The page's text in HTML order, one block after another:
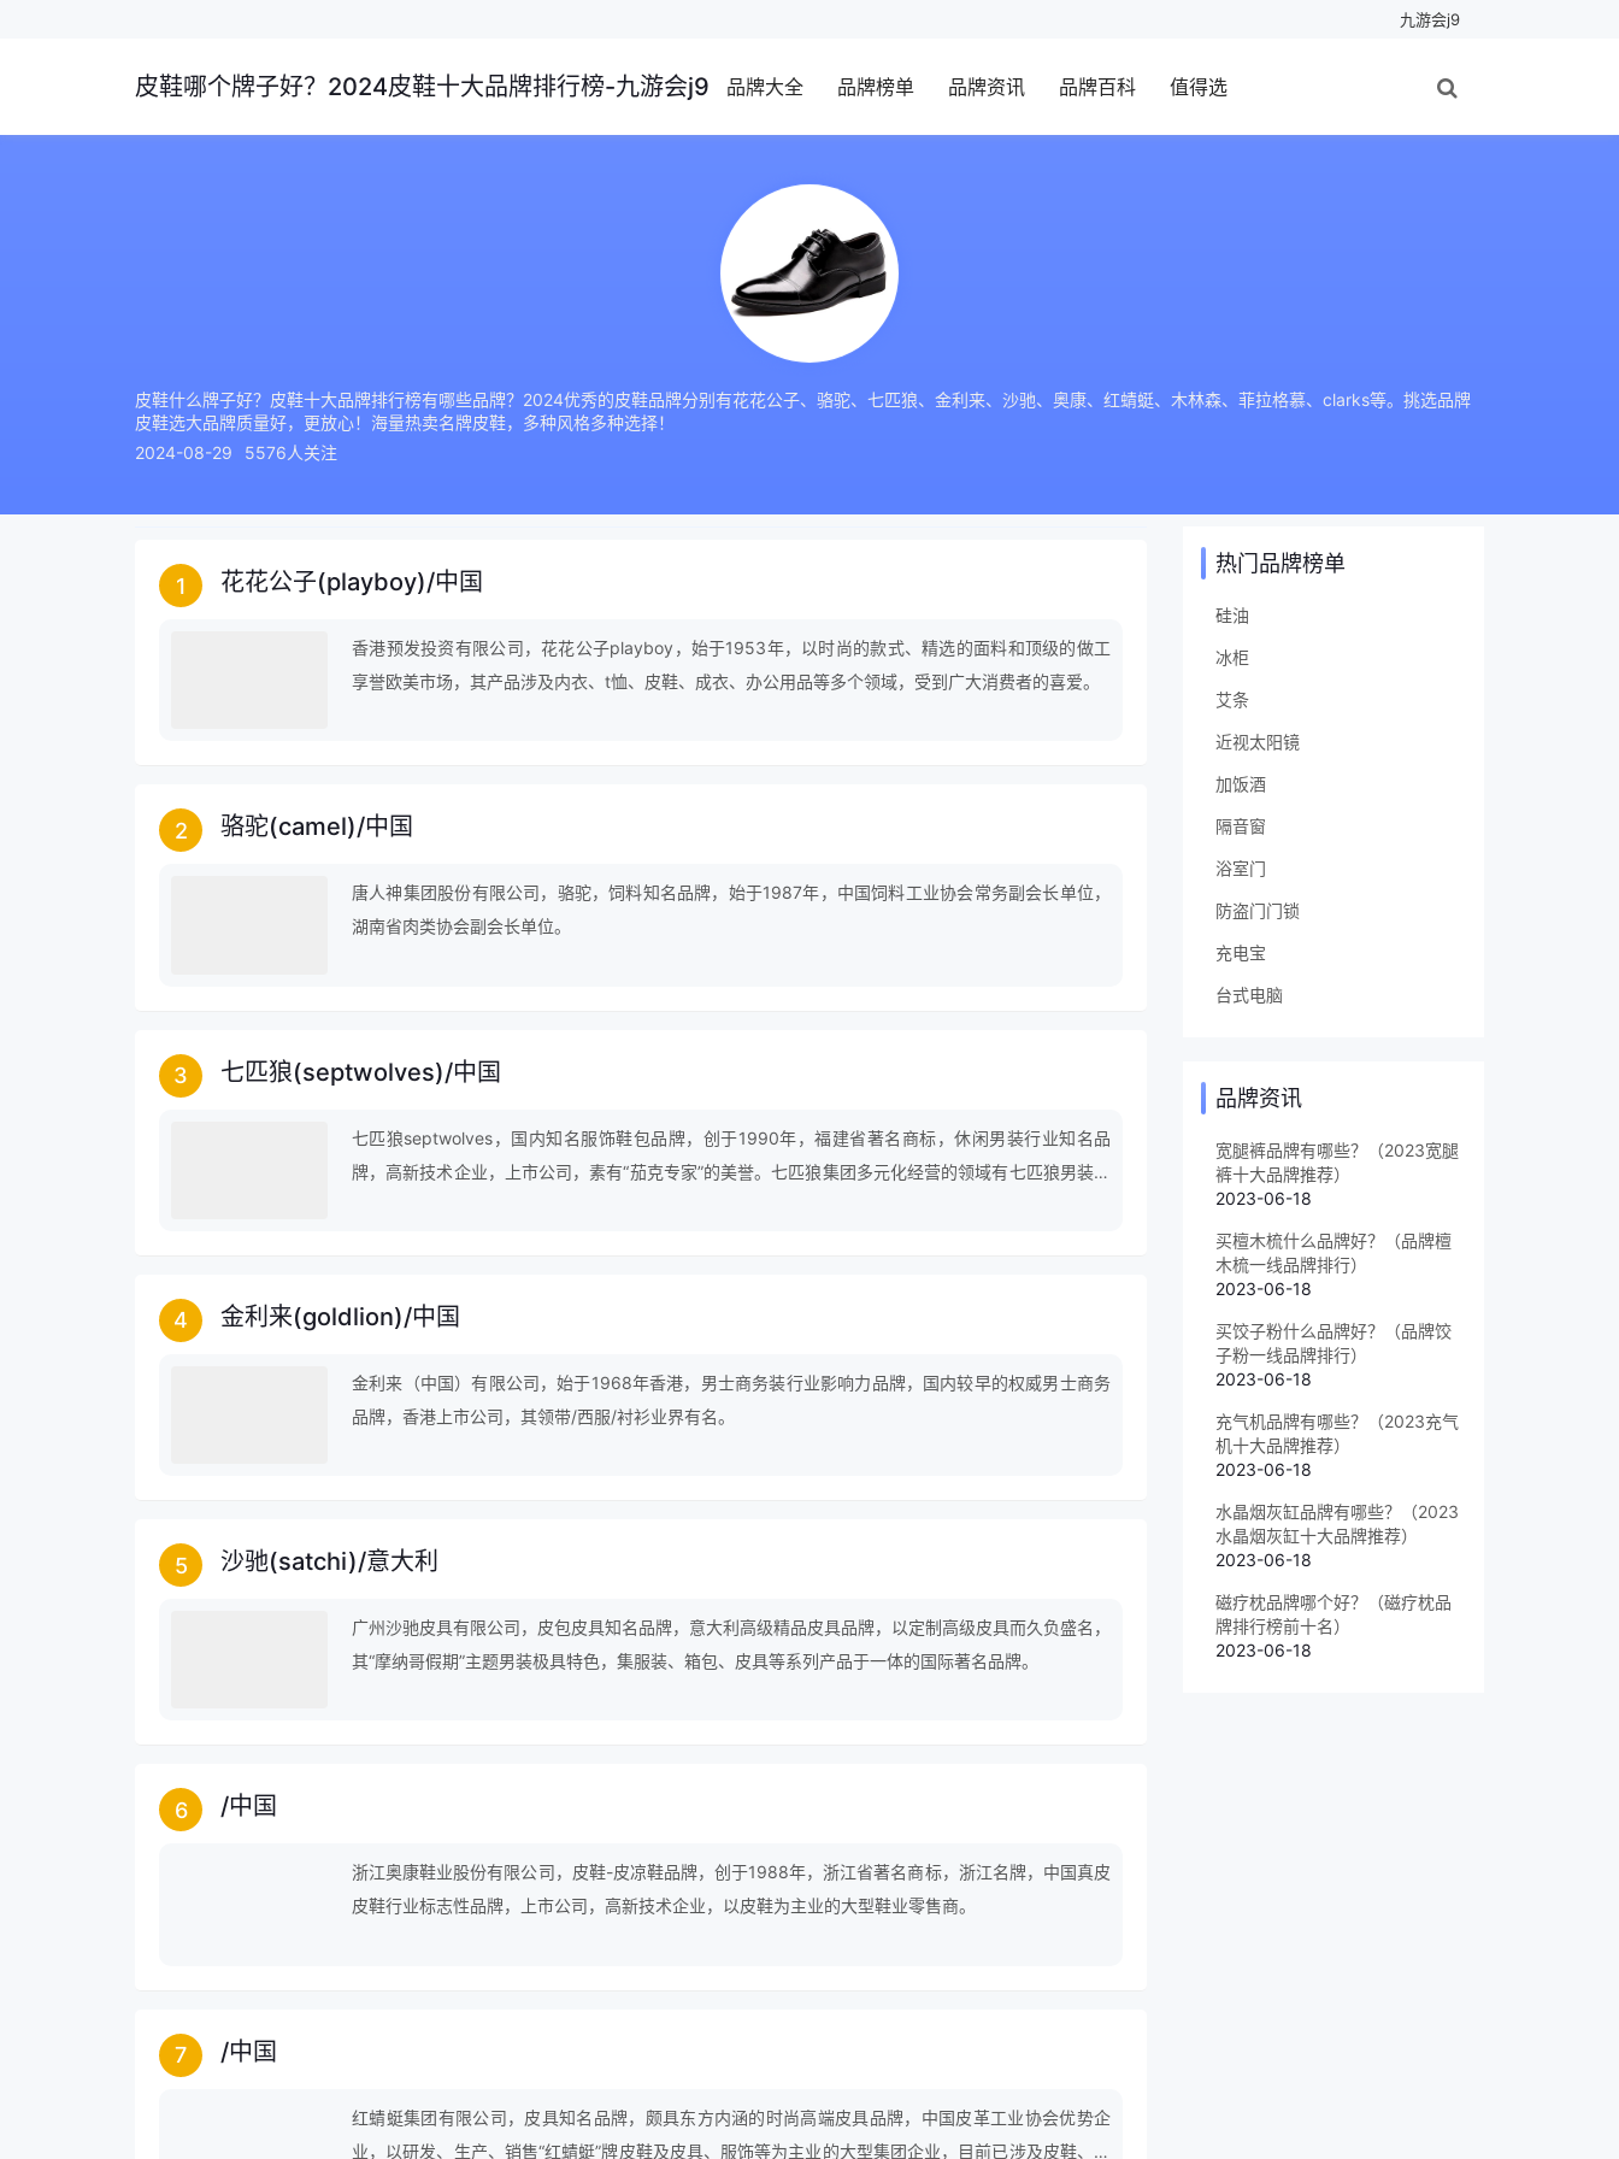
九游会j9
皮鞋哪个牌子好？2024皮鞋十大品牌排行榜-九游会j9 品牌大全 品牌榜单 品牌资讯 品牌百科 值得选
皮鞋什么牌子好？皮鞋十大品牌排行榜有哪些品牌？2024优秀的皮鞋品牌分别有花花公子、骆驼、七匹狼、金利来、沙驰、奥康、红蜻蜓、木林森、菲拉格慕、clarks等。挑选品牌
皮鞋选大品牌质量好，更放心！海量热卖名牌皮鞋，多种风格多种选择！
2024-08-29
5576人关注
1 花花公子(playboy)/中国
香港预发投资有限公司，花花公子playboy，始于1953年，以时尚的款式、精选的面料和顶级的做工
享誉欧美市场，其产品涉及内衣、t恤、皮鞋、成衣、办公用品等多个领域，受到广大消费者的喜爱。
2 骆驼(camel)/中国
唐人神集团股份有限公司，骆驼，饲料知名品牌，始于1987年，中国饲料工业协会常务副会长单位，
湖南省肉类协会副会长单位。
3 七匹狼(septwolves)/中国
七匹狼septwolves，国内知名服饰鞋包品牌，创于1990年，福建省著名商标，休闲男装行业知名品
牌，高新技术企业，上市公司，素有“茄克专家”的美誉。七匹狼集团多元化经营的领域有七匹狼男装、
4 金利来(goldlion)/中国
金利来（中国）有限公司，始于1968年香港，男士商务装行业影响力品牌，国内较早的权威男士商务
品牌，香港上市公司，其领带/西服/衬衫业界有名。
5 沙驰(satchi)/意大利
广州沙驰皮具有限公司，皮包皮具知名品牌，意大利高级精品皮具品牌，以定制高级皮具而久负盛名，
其“摩纳哥假期”主题男装极具特色，集服装、箱包、皮具等系列产品于一体的国际著名品牌。
6 /中国
浙江奥康鞋业股份有限公司，皮鞋-皮凉鞋品牌，创于1988年，浙江省著名商标，浙江名牌，中国真皮
皮鞋行业标志性品牌，上市公司，高新技术企业，以皮鞋为主业的大型鞋业零售商。
7 /中国
红蜻蜓集团有限公司，皮具知名品牌，颇具东方内涵的时尚高端皮具品牌，中国皮革工业协会优势企
业，以研发、生产、销售“红蜻蜓”牌皮鞋及皮具、服饰等为主业的大型集团企业，目前已涉及皮鞋、皮
热门品牌榜单
硅油
冰柜
艾条
近视太阳镜
加饭酒
隔音窗
浴室门
防盗门门锁
充电宝
台式电脑
品牌资讯
宽腿裤品牌有哪些？（2023宽腿
裤十大品牌推荐）
2023-06-18
买檀木梳什么品牌好？（品牌檀
木梳一线品牌排行）
2023-06-18
买饺子粉什么品牌好？（品牌饺
子粉一线品牌排行）
2023-06-18
充气机品牌有哪些？（2023充气
机十大品牌推荐）
2023-06-18
水晶烟灰缸品牌有哪些？（2023
水晶烟灰缸十大品牌推荐）
2023-06-18
磁疗枕品牌哪个好？（磁疗枕品
牌排行榜前十名）
2023-06-18